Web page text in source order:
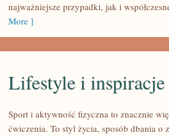
najważniejsze przypadki, jak i
More ]
Lifestyle i inspiracje
Sport i aktywność fizyczna to znacznie
ćwiczenia. To styl życia, sposób dbania o